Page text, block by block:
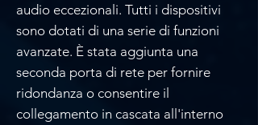
audio eccezionali. Tutti i dispositivi
sono dotati di una serie di funzioni
avanzate. È stata aggiunta una
seconda porta di rete per fornire
ridondanza o consentire il
collegamento in cascata all'interno